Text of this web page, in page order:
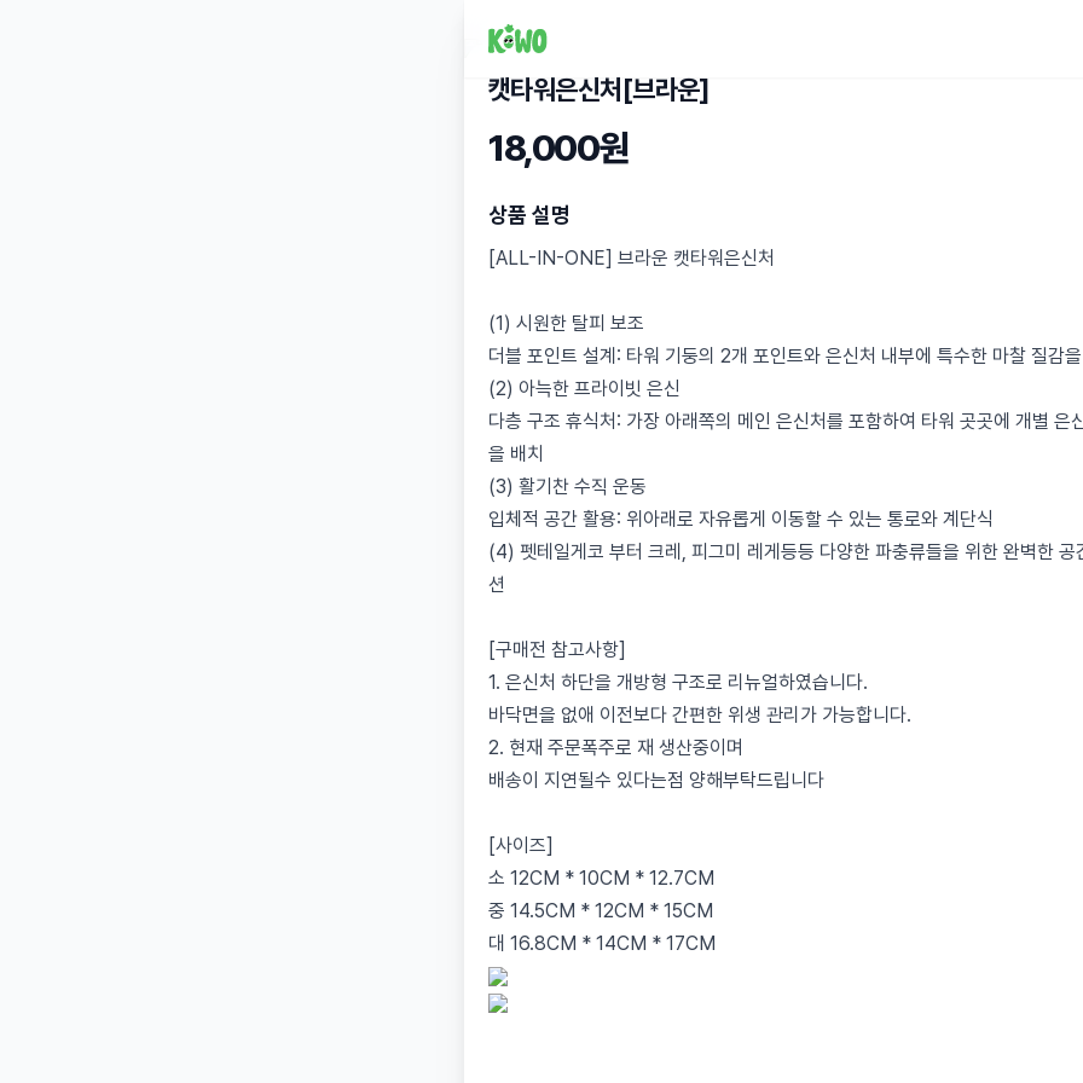
캣타워은신처[브라운]
18,000원
상품 설명
[ALL-IN-ONE] 브라운 캣타워은신처
(1) 시원한 탈피 보조
더블 포인트 설계: 타워 기둥의 2개 포인트와 은신처 내부에 특수한 마찰 질감
(2) 아늑한 프라이빗 은신
다층 구조 휴식처: 가장 아래쪽의 메인 은신처를 포함하여 타워 곳곳에 개별 은
을 배치
(3) 활기찬 수직 운동
입체적 공간 활용: 위아래로 자유롭게 이동할 수 있는 통로와 계단식
(4) 펫테일게코 부터 크레, 피그미 레게등등 다양한 파충류들을 위한 완벽한 공
션
[구매전 참고사항]
1. 은신처 하단을 개방형 구조로 리뉴얼하였습니다.
바닥면을 없애 이전보다 간편한 위생 관리가 가능합니다.
2. 현재 주문폭주로 재 생산중이며
배송이 지연될수 있다는점 양해부탁드립니다
[사이즈]
소 12CM * 10CM * 12.7CM
중 14.5CM * 12CM * 15CM
대 16.8CM * 14CM * 17CM